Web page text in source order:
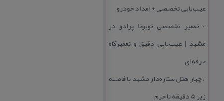
عیب‌یابی تخصصی + امداد خودرو
:: تعمیر تخصصی تویوتا پرادو در
مشهد | عیب‌یابی دقیق و تعمیرگاه
حرفه‌ای
::چهار هتل‌ ستاره‌دار مشهد با فاصله
زیر 5 دقیقه تا حرم